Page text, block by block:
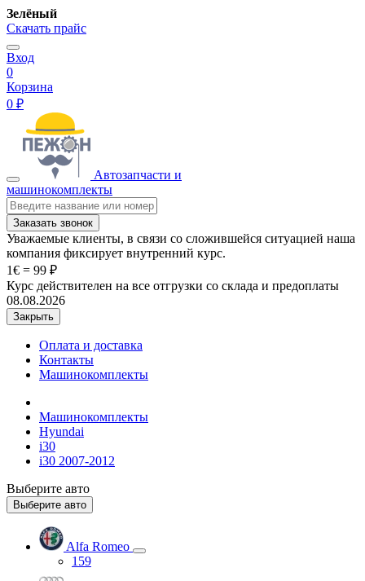
Зелёный
Скачать прайс
Вход
0
Корзина
0 ₽
Автозапчасти и
машинокомплекты
Заказать звонок
Уважаемые клиенты, в связи со сложившейся ситуацией наша
компания фиксирует внутренний курс.
1€ = 99 ₽
Курс действителен на все отгрузки со склада и предоплаты
08.08.2026
Закрыть
Оплата и доставка
Контакты
Машинокомплекты
Машинокомплекты
Hyundai
i30
i30 2007-2012
Выберите авто
Выберите авто
Alfa Romeo
159